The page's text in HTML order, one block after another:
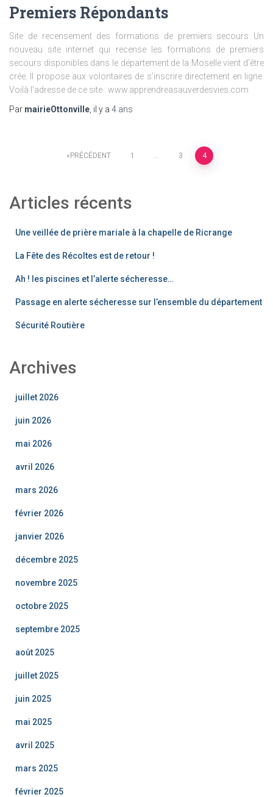
Premiers Répondants
Site de recensement des formations de premiers secours Un
nouveau site internet qui recense les formations de premiers
secours disponibles dans le département de la Moselle vient d’être
crée. Il propose aux volontaires de s’inscrire directement en ligne.
Voilà l’adresse de ce site : www.apprendreasauverdesvies.com
Par mairieOttonville , il y a 4 ans
Pagination
publications
PRÉCÉDENT 1 3 4
Articles récents
Une veillée de prière mariale à la chapelle de Ricrange
La Fête des Récoltes est de retour !
Ah ! les piscines et l’alerte sécheresse…
Passage en alerte sécheresse sur l’ensemble du département
Sécurité Routière
Archives
juillet 2026
juin 2026
mai 2026
avril 2026
mars 2026
février 2026
janvier 2026
décembre 2025
novembre 2025
octobre 2025
septembre 2025
août 2025
juillet 2025
juin 2025
mai 2025
avril 2025
mars 2025
février 2025